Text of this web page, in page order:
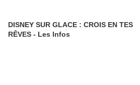
DISNEY SUR GLACE : CROIS EN TES
RÊVES - Les Infos